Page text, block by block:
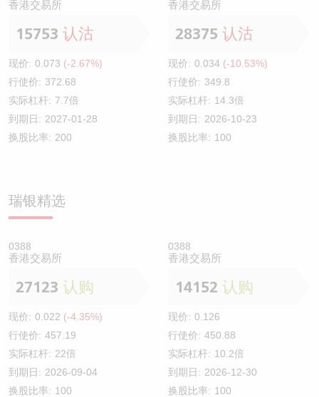
香港交易所
15753 认沽
现价: 0.073 (-2.67%)
行使价: 372.68
实际杠杆: 7.7倍
到期日: 2027-01-28
换股比率: 200
香港交易所
28375 认沽
现价: 0.034 (-10.53%)
行使价: 349.8
实际杠杆: 14.3倍
到期日: 2026-10-23
换股比率: 100
瑞银精选
0388
香港交易所
27123 认购
现价: 0.022 (-4.35%)
行使价: 457.19
实际杠杆: 22倍
到期日: 2026-09-04
换股比率: 100
0388
香港交易所
14152 认购
现价: 0.126
行使价: 450.88
实际杠杆: 10.2倍
到期日: 2026-12-30
换股比率: 100